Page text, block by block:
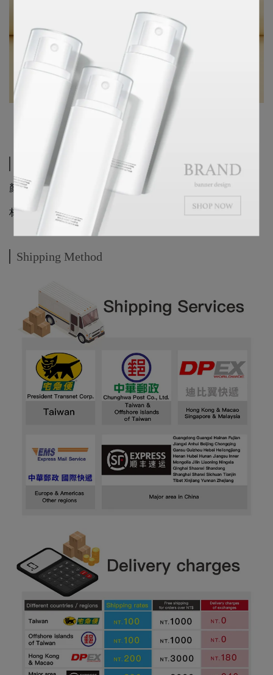
Specification
顏色：跨性戀藍粉白
材質：繡線、魔鬼粘
Shipping Method